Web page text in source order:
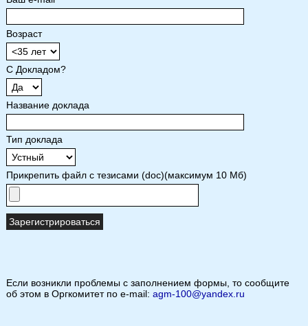
Возраст
С Докладом?
Название доклада
Тип доклада
Прикрепить файл с тезисами (doc)(максимум 10 Мб)
Если возникли проблемы с заполнением формы, то сообщите
об этом в Оргкомитет по e-mail: agm-100@yandex.ru